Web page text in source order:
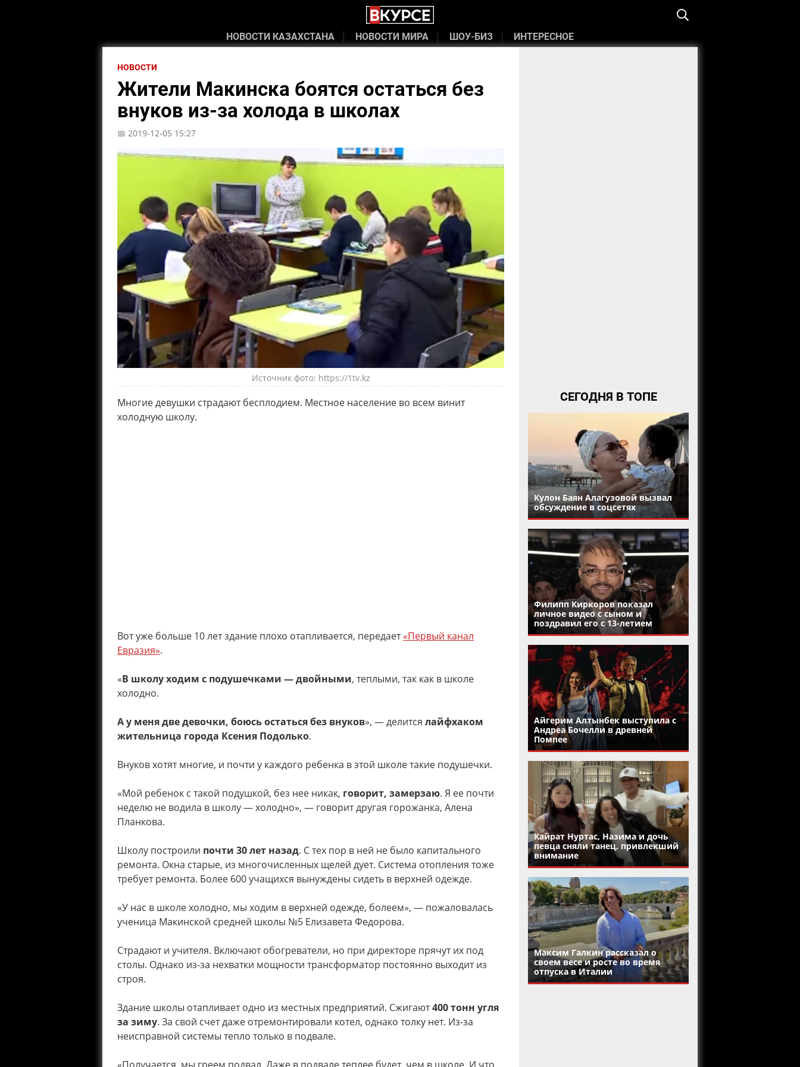
НОВОСТИ КАЗАХСТАНА НОВОСТИ МИРА ШОУ-БИЗ ИНТЕРЕСНОЕ
НОВОСТИ
Жители Макинска боятся остаться без
внуков из-за холода в школах
📅 2019-12-05 15:27
Источник фото: https://1tv.kz
Многие девушки страдают бесплодием. Местное население во всем винит
холодную школу.
Вот уже больше 10 лет здание плохо отапливается, передает«Первый канал
Евразия».
«В школу ходим с подушечками — двойными, теплыми, так как в школе
холодно.
А у меня две девочки, боюсь остаться без внуков», — делится лайфхаком
жительница города Ксения Подолько.
Внуков хотят многие, и почти у каждого ребенка в этой школе такие подушечки.
«Мой ребенок с такой подушкой, без нее никак, говорит, замерзаю. Я ее почти
неделю не водила в школу — холодно», — говорит другая горожанка, Алена
Планкова.
Школу построили почти 30 лет назад. С тех пор в ней не было капитального
ремонта. Окна старые, из многочисленных щелей дует. Система отопления тоже
требует ремонта. Более 600 учащихся вынуждены сидеть в верхней одежде.
«У нас в школе холодно, мы ходим в верхней одежде, болеем», — пожаловалась
ученица Макинской средней школы №5 Елизавета Федорова.
Страдают и учителя. Включают обогреватели, но при директоре прячут их под
столы. Однако из-за нехватки мощности трансформатор постоянно выходит из
строя.
Здание школы отапливает одно из местных предприятий. Сжигают400 тонн угля
за зиму. За свой счет даже отремонтировали котел, однако толку нет. Из-за
неисправной системы тепло только в подвале.
СЕГОДНЯ В ТОПЕ
Кулон Баян Алагузовой вызвал
обсуждение в соцсетях
Филипп Киркоров показал
личное видео с сыном и
поздравил его с 13-летием
Айгерим Алтынбек выступила с
Андреа Бочелли в древней
Помпее
Кайрат Нуртас, Назима и дочь
певца сняли танец, привлекший
внимание
Максим Галкин рассказал о
своем весе и росте во время
отпуска в Италии